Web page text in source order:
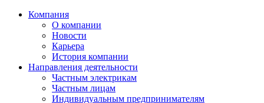
Компания
О компании
Новости
Карьера
История компании
Направления деятельности
Частным электрикам
Частным лицам
Индивидуальным предпринимателям